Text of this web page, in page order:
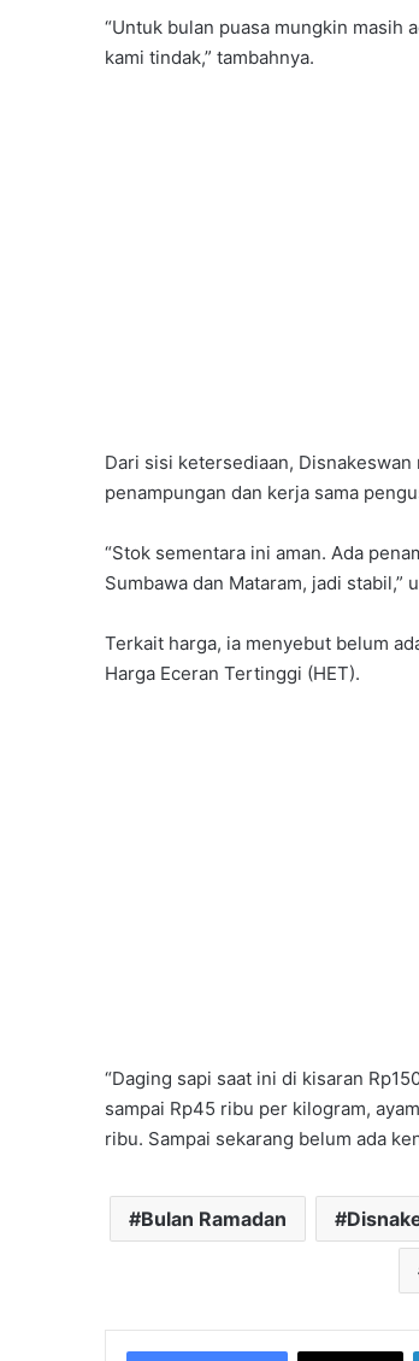
“Untuk bulan puasa mungkin masih
kami tindak,” tambahnya.
Dari sisi ketersediaan,
penampungan dan kerja sama
“Stok sementara ini aman. Ada
Sumbawa dan Mataram, jadi stabil,”
Terkait harga, ia menyebut belum
Harga Eceran Tertinggi (HET).
“Daging sapi saat ini di kisaran
sampai Rp45 ribu per kilogram,
ribu. Sampai sekarang belum ada
Bulan Ramadan